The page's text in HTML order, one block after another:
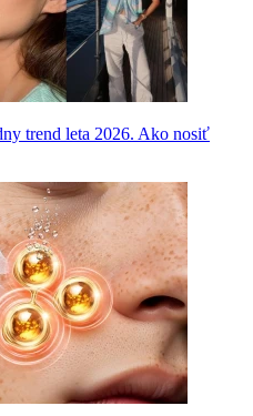
trend leta 2026. Ako nosiť